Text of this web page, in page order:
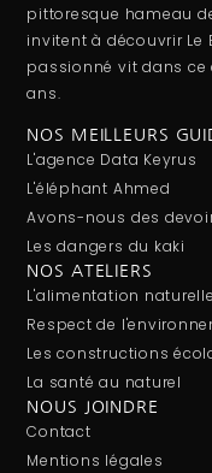
pittoresque hameau
invitent à découvrir Le
passionné vit dans ce
ans.
NOS MEILLEURS
L'agence Data Keyrus
L'éléphant Ahmed
Avons-nous des
Les dangers du kaki
NOS ATELIERS
L'alimentation naturelle
Respect de
Les constructions
La santé au naturel
NOUS JOINDRE
Contact
Mentions légales